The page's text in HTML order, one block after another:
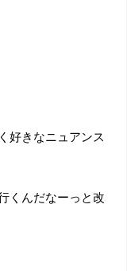
好きなニュアンス
くんだなーっと改